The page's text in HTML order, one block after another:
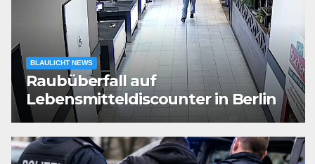
BLAULICHT NEWS
Raubüberfall auf
Lebensmitteldiscounter in Berlin